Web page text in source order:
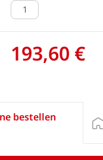
193,60 €
bestellen